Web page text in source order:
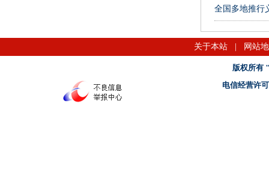
全国多地推行
关于本站 网站
版权所有
电信经营许